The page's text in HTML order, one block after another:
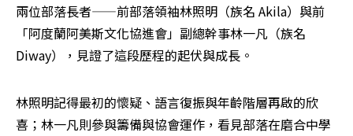
兩位部落長者——前部落領袖林照明（族名 Akila）與前
「阿度蘭阿美斯文化協進會」副總幹事林一凡（族名
Diway），見證了這段歷程的起伏與成長。
林照明記得最初的懷疑、語言復振與年齡階層再啟的欣
喜；林一凡則參與籌備與協會運作，看見部落在磨合中學